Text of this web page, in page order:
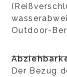
Outdoor-
Der Bezug